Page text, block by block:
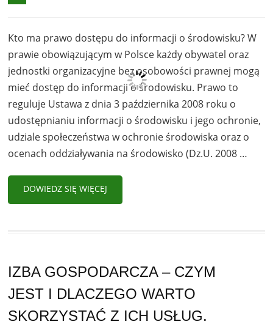
Kto ma prawo dostępu do informacji o środowisku? W
prawie obowiązującym w Polsce każdy obywatel oraz
jednostki organizacyjne bez osobowości prawnej mogą
mieć dostęp do informacji o środowisku. Prawo to
reguluje Ustawa z dnia 3 października 2008 roku o
udostępnianiu informacji o środowisku i jego ochronie,
udziale społeczeństwa w ochronie środowiska oraz o
ocenach oddziaływania na środowisko (Dz.U. 2008 …
DOWIEDZ SIĘ WIĘCEJ
IZBA GOSPODARCZA – CZYM
JEST I DLACZEGO WARTO
SKORZYSTAĆ Z ICH USŁUG.